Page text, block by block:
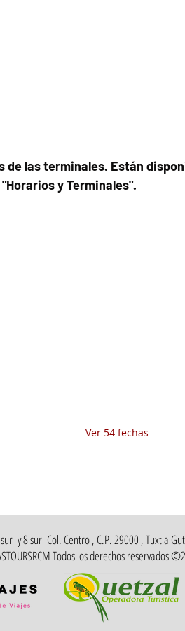
de las terminales. Están
y Terminales".
Ver 54 fechas
y 8 sur Col. Centro , C.P. 29000 , Tuxtla
Todos los derechos reservados